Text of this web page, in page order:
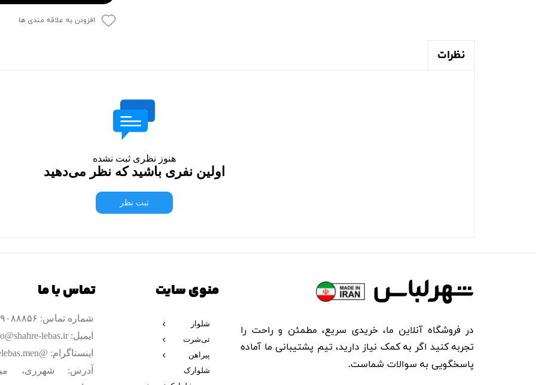
افزودن به علاقه مندی ها
نظرات
هنوز نظری ثبت نشده
اولین نفری باشید که نظر می‌دهید
ثبت نظر
منوی سایت
شلوار
تی‌شرت
پیراهن
شلوارک
تماس با ما
شماره تماس: ۰۹۹۰۹۰۸۸۸۵۶
ایمیل: info@shahre-lebas.ir
اینستاگرام: @shahrelebas.men
آدرس: شهرری،
در فروشگاه آنلاین ما، خریدی سریع، مطمئن و راحت را
تجربه کنید اگر به کمک نیاز دارید، تیم پشتیبانی ما آماده
پاسخگویی به سوالات شماست.​​​​​​​